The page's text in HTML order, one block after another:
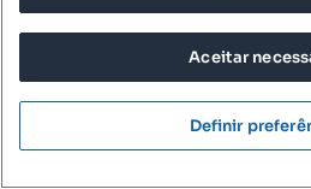
Aceitar
Definir